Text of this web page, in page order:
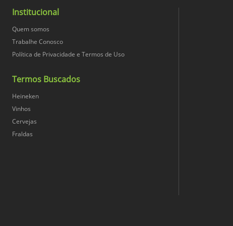
Largura (cm)
Institucional
Quem somos
Trabalhe Conosco
Política de Privacidade e Termos de Uso
Termos Buscados
Heineken
Vinhos
Cervejas
Fraldas